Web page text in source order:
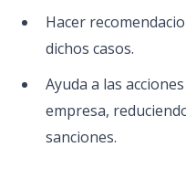
Hacer
dichos casos.
Ayuda a las
empresa,
sanciones.